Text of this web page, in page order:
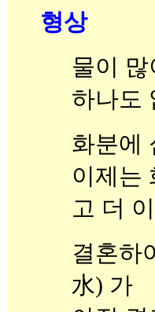
형상
물이
하나도
화분에
이제는
고 더
결혼하
水) 가